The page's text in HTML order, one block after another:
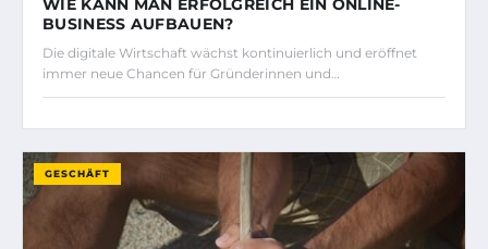
WIE KANN MAN ERFOLGREICH EIN ONLINE-
BUSINESS AUFBAUEN?
Die digitale Wirtschaft wächst kontinuierlich und eröffnet
immer neue Chancen für Gründerinnen und…
GESCHÄFT